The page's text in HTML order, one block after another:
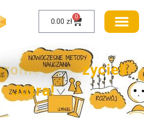
0.00 zł 0
ronie Nauczycieli
Jutra!